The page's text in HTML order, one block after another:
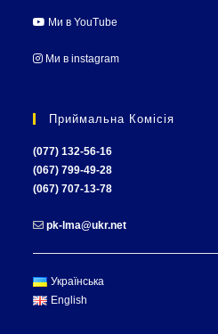
Ми в YouTube
Ми в instagram
Приймальна Комісія
(077) 132-56-16
(067) 799-49-28
(067) 707-13-78
pk-lma@ukr.net
Українська
English